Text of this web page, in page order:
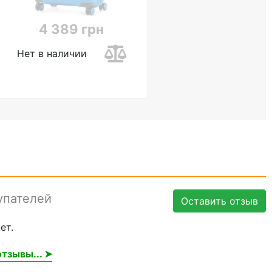
4 389 грн
Нет в наличии
Оставить отзыв
➤